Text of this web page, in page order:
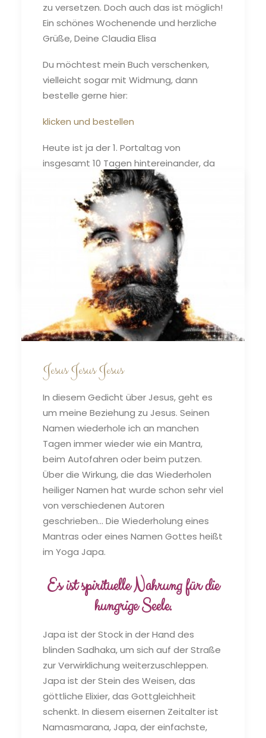
zu versetzen. Doch auch das ist möglich!
Ein schönes Wochenende und herzliche
Grüße, Deine Claudia Elisa
Du möchtest mein Buch verschenken,
vielleicht sogar mit Widmung, dann
bestelle gerne hier:
klicken und bestellen
Heute ist ja der 1. Portaltag von
insgesamt 10 Tagen hintereinander, da
können wir Erzengel Michael gut
gebrauchen:
https://youtu.be/xn7VoSe1GUY
by claudiadoehler
Jesus Jesus Jesus
In diesem Gedicht über Jesus, geht es
um meine Beziehung zu Jesus. Seinen
Namen wiederhole ich an manchen
Tagen immer wieder wie ein Mantra,
beim Autofahren oder beim putzen.
Über die Wirkung, die das Wiederholen
heiliger Namen hat wurde schon sehr viel
von verschiedenen Autoren
geschrieben... Die Wiederholung eines
Mantras oder eines Namen Gottes heißt
im Yoga Japa.
Es ist spirituelle Nahrung für die
hungrige Seele.
Japa ist der Stock in der Hand des
blinden Sadhaka, um sich auf der Straße
zur Verwirklichung weiterzuschleppen.
Japa ist der Stein des Weisen, das
göttliche Elixier, das Gottgleichheit
schenkt. In diesem eisernen Zeitalter ist
Namasmarana, Japa, der einfachste,